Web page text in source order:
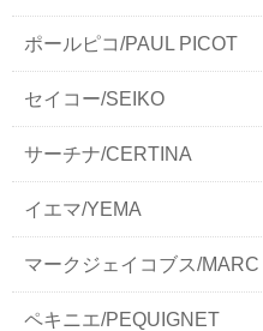
ポールピコ/PAUL PICOT
セイコー/SEIKO
サーチナ/CERTINA
イエマ/YEMA
マークジェイコブス/
ペキニエ/PEQUIGNET